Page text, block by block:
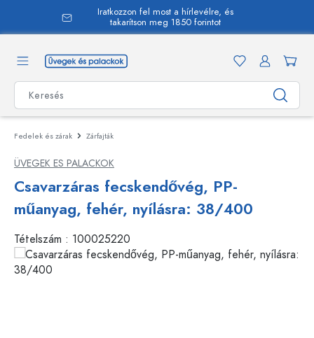
Iratkozzon fel most a hírlevélre, és
takarítson meg 1850 forintot
Fedelek és zárak Zárfajták
ÜVEGEK ES PALACKOK
Csavarzáras fecskendővég, PP-
műanyag, fehér, nyílásra: 38/400
Tételszám : 100025220